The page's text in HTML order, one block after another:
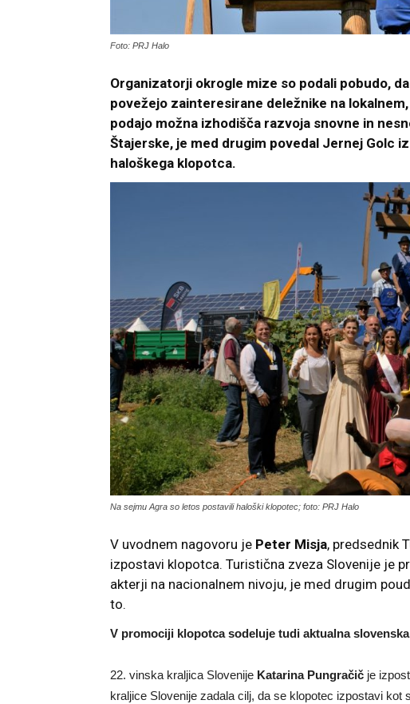
Foto: PRJ Halo
Organizatorji okrogle mize so podali pobudo,
povežejo zainteresirane deležnike na
podajo možna izhodišča razvoja snovne in
Štajerske, je med drugim povedal Jernej Golc
haloškega klopotca.
Na sejmu Agra so letos postavili haloški klopotec; foto: PRJ Halo
V uvodnem nagovoru je Peter Misja, predsednik
izpostavi klopotca. Turistična zveza Slovenije je
akterji na nacionalnem nivoju, je med drugim
to.
V promociji klopotca sodeluje tudi aktualna
22. vinska kraljica Slovenije Katarina Pungračič je
kraljice Slovenije zadala cilj, da se klopotec izpostavi